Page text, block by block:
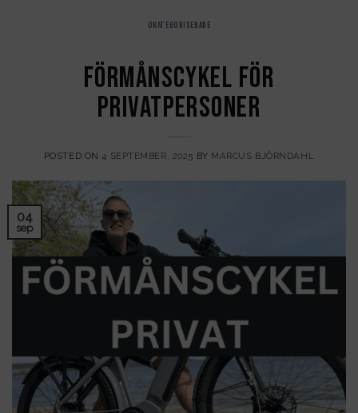
OKATEGORISERADE
Förmånscykel för
privatpersoner
POSTED ON 4 SEPTEMBER, 2025 BY MARCUS BJÖRNDAHL
04
sep